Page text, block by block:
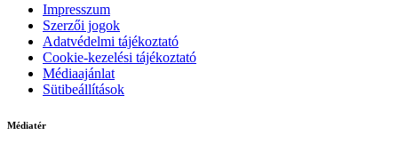
Impresszum
Szerzői jogok
Adatvédelmi tájékoztató
Cookie-kezelési tájékoztató
Médiaajánlat
Sütibeállítások
Médiatér